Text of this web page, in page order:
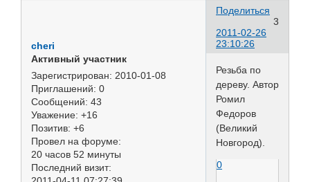
Поделиться
3
2011-02-26
23:10:26
cheri
Активный участник
Зарегистрирован: 2010-01-08
Приглашений: 0
Сообщений: 43
Уважение: +16
Позитив: +6
Провел на форуме:
20 часов 52 минуты
Последний визит:
Резьба по
дереву. Автор
Ромил
Федоров
(Великий
Новгород).
0